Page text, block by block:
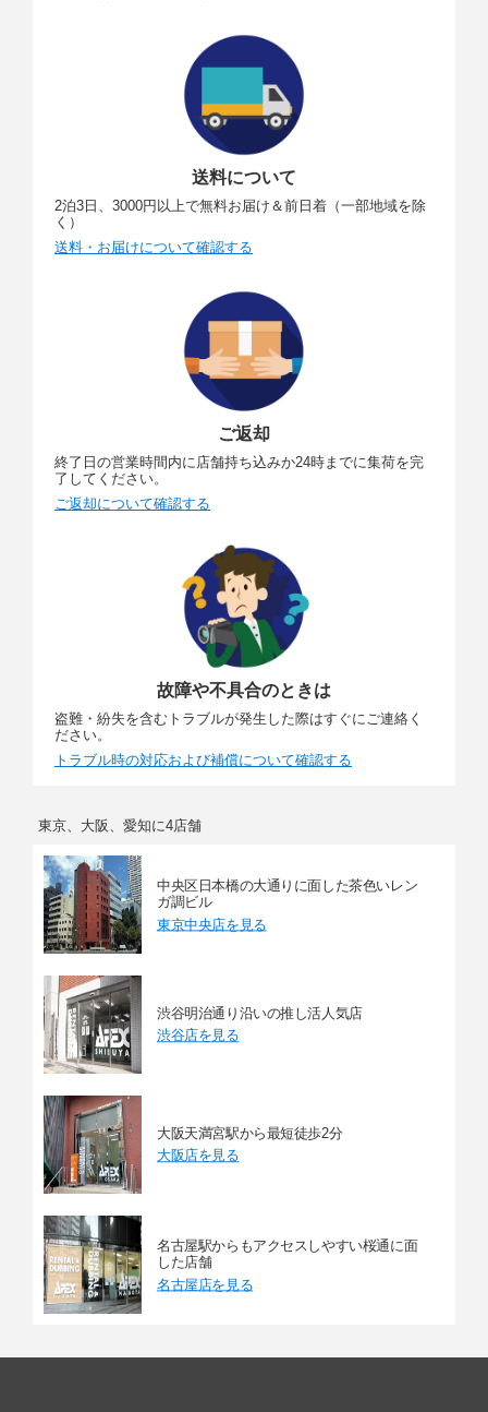
送料について
2泊3日、3000円以上で無料お届け＆前日着（一部地域を除
く）
送料・お届けについて確認する
ご返却
終了日の営業時間内に店舗持ち込みか24時までに集荷を完
了してください。
ご返却について確認する
故障や不具合のときは
盗難・紛失を含むトラブルが発生した際はすぐにご連絡く
ださい。
トラブル時の対応および補償について確認する
東京、大阪、愛知に4店舗
中央区日本橋の大通りに面した茶色いレン
ガ調ビル
東京中央店を見る
渋谷明治通り沿いの推し活人気店
渋谷店を見る
大阪天満宮駅から最短徒歩2分
大阪店を見る
名古屋駅からもアクセスしやすい桜通に面
した店舗
名古屋店を見る